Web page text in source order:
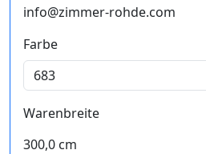
info@zimmer-rohde.com
Farbe
Warenbreite
300,0 cm